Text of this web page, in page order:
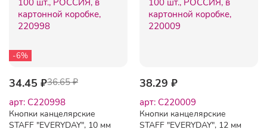
-6%
34.45 ₽36.65 ₽
арт: C220998
Кнопки канцелярские
STAFF "EVERYDAY", 10 мм
38.29 ₽
арт: C220009
Кнопки канцелярские
STAFF "EVERYDAY", 12 мм